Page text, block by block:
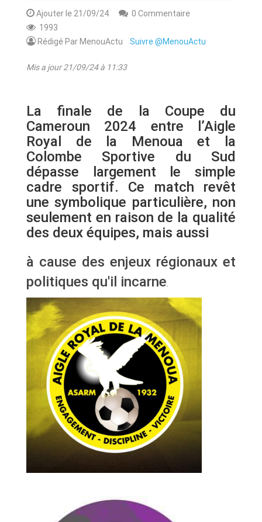
Ajouter le 21/09/24
0 Commentaire
1993
Rédigé Par MenouActu Suivre @MenouActu
Mis a jour 21/09/24 à 11:33
La finale de la Coupe du
Cameroun 2024 entre l’Aigle
Royal de la Menoua et la
Colombe Sportive du Sud
dépasse largement le simple
cadre sportif. Ce match revêt
une symbolique particulière, non
seulement en raison de la qualité
des deux équipes, mais aussi
à cause des enjeux régionaux et
politiques qu'il incarne